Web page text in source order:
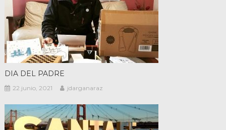
DIA DEL PADRE
22 junio, 2021 jdarganaraz